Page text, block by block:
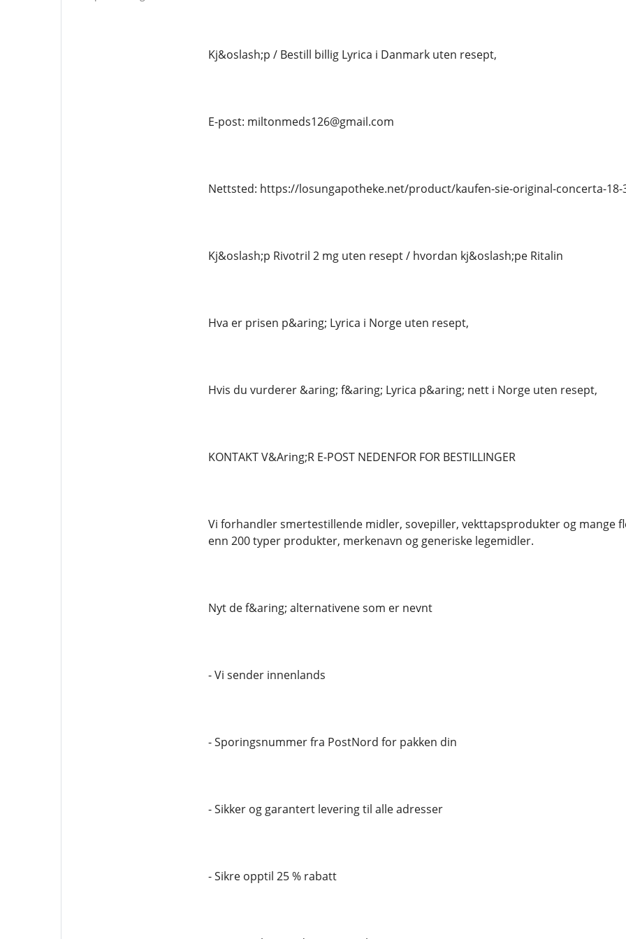
Kj&oslash;p / Bestill billig Lyrica i Danmark uten resept,
E-post: miltonmeds126@gmail.com
Nettsted: https://losungapotheke.net/product/kaufen-sie-original-concerta-18-
Kj&oslash;p Rivotril 2 mg uten resept / hvordan kj&oslash;pe Ritalin
Hva er prisen p&aring; Lyrica i Norge uten resept,
Hvis du vurderer &aring; f&aring; Lyrica p&aring; nett i Norge uten resept,
KONTAKT V&Aring;R E-POST NEDENFOR FOR BESTILLINGER
Vi forhandler smertestillende midler, sovepiller, vekttapsprodukter og mange
enn 200 typer produkter, merkenavn og generiske legemidler.
Nyt de f&aring; alternativene som er nevnt
- Vi sender innenlands
- Sporingsnummer fra PostNord for pakken din
- Sikker og garantert levering til alle adresser
- Sikre opptil 25 % rabatt